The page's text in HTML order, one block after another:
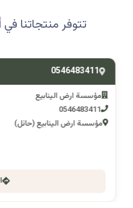
تتوفر منتجاتنا في أكثر
0546483411
مؤسسة ارض الينابيع
0546483411
مؤسسة ارض الينابيع (حائل)